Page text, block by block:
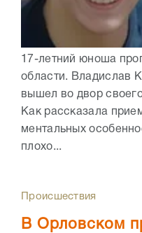
17-летний юноша
области. Владислав
вышел во двор
Как рассказала
ментальных
плохо...
Происшествия
В Орловском